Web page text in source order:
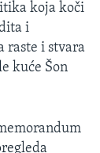
koja koči
i
raste i stvara
kuće Šon